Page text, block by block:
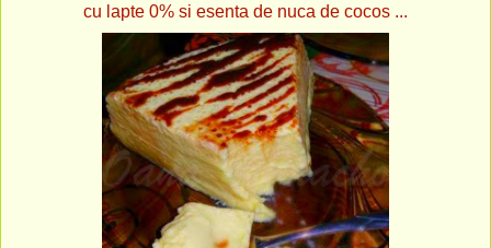
cu lapte 0% si esenta de nuca de cocos ...